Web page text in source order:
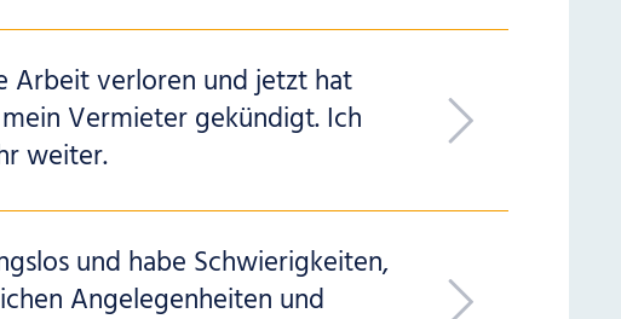
Arbeit verloren und jetzt hat
Vermieter gekündigt. Ich
weiter.
und habe Schwierigkeiten,
Angelegenheiten und